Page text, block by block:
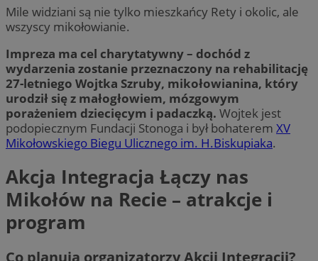
Mile widziani są nie tylko mieszkańcy Rety i okolic, ale
wszyscy mikołowianie.
Impreza ma cel charytatywny – dochód z
wydarzenia zostanie przeznaczony na rehabilitację
27-letniego Wojtka Szruby, mikołowianina, który
urodził się z małogłowiem, mózgowym
porażeniem dziecięcym i padaczką. Wojtek jest
podopiecznym Fundacji Stonoga i był bohaterem XV
Mikołowskiego Biegu Ulicznego im. H.Biskupiaka.
Akcja Integracja Łączy nas
Mikołów na Recie – atrakcje i
program